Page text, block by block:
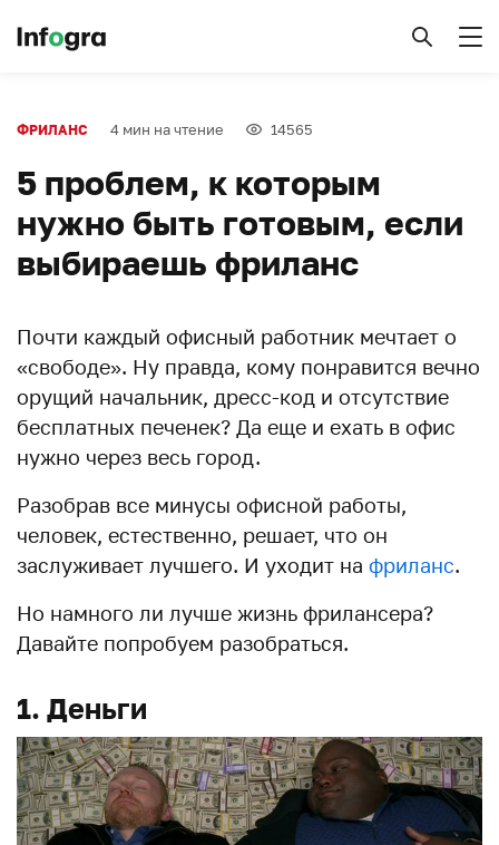
ФРИЛАНС 4 мин на чтение 14565
5 проблем, к которым
нужно быть готовым, если
выбираешь фриланс
Почти каждый офисный работник мечтает о
«свободе». Ну правда, кому понравится вечно
орущий начальник, дресс-код и отсутствие
бесплатных печенек? Да еще и ехать в офис
нужно через весь город.
Разобрав все минусы офисной работы,
человек, естественно, решает, что он
заслуживает лучшего. И уходит на фриланс.
Но намного ли лучше жизнь фрилансера?
Давайте попробуем разобраться.
1. Деньги